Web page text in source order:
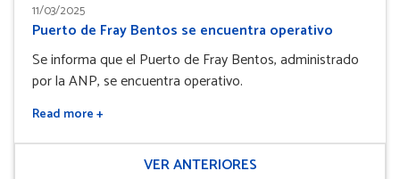
11/03/2025
Puerto de Fray Bentos se encuentra operativo
Se informa que el Puerto de Fray Bentos, administrado
por la ANP, se encuentra operativo.
Read more +
VER ANTERIORES